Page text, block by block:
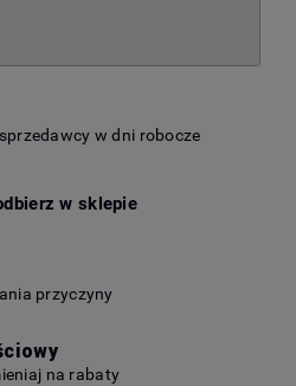
w dni robocze
w sklepie
przyczyny
na rabaty